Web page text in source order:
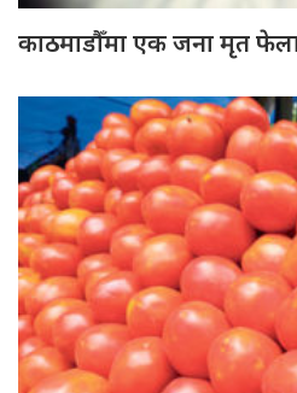
काठमाडौँमा एक जना मृत